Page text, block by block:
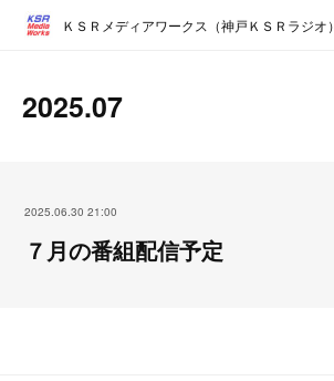
ＫＳＲメディアワークス（神戸ＫＳＲラジオ）
2025.07
2025.06.30 21:00
７月の番組配信予定